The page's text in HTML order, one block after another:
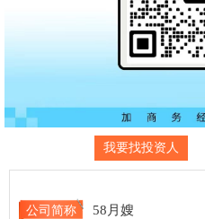
我要找投资人
公司简称 58月嫂